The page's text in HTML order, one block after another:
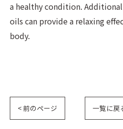
a healthy condition.
oils can provide a relaxing
body.
< 前のページ 一覧に戻